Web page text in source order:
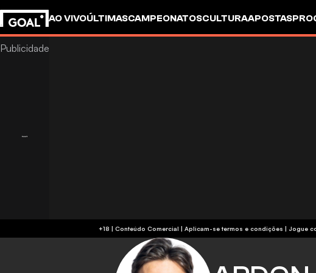
AO VIVOÚLTIMASCAMPEONATOSCULTURAAPOSTAS
+18 | Conteúdo Comercial | Aplicam-se termos e